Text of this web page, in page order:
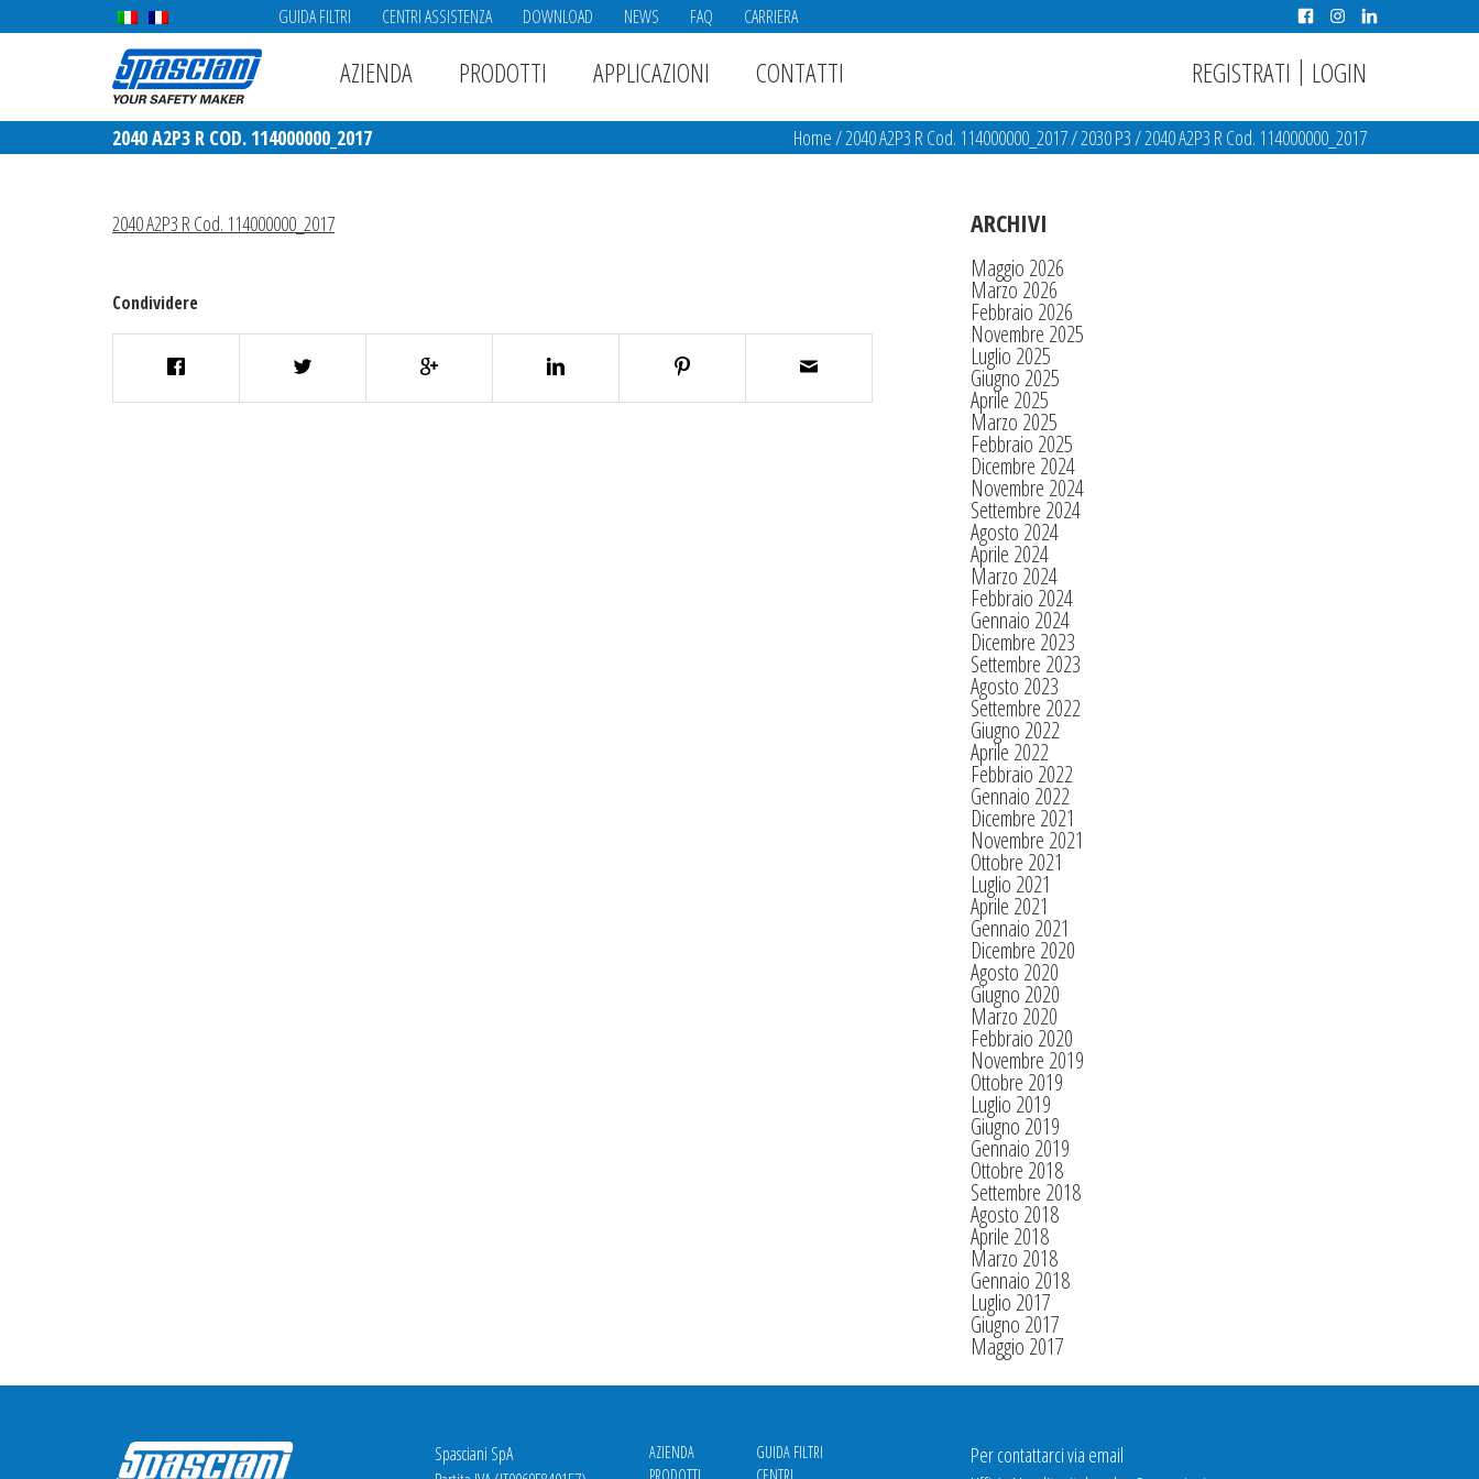
GUIDA FILTRI CENTRI ASSISTENZA DOWNLOAD NEWS FAQ CARRIERA
AZIENDA PRODOTTI APPLICAZIONI CONTATTI REGISTRATI | LOGIN
2040 A2P3 R COD. 114000000_2017 Home/2040 A2P3 R Cod. 114000000_2017/2030 P3/2040 A2P3 R Cod. 114000000_2017
2040 A2P3 R Cod. 114000000_2017
Condividere
ARCHIVI
Maggio 2026
Marzo 2026
Febbraio 2026
Novembre 2025
Luglio 2025
Giugno 2025
Aprile 2025
Marzo 2025
Febbraio 2025
Dicembre 2024
Novembre 2024
Settembre 2024
Agosto 2024
Aprile 2024
Marzo 2024
Febbraio 2024
Gennaio 2024
Dicembre 2023
Settembre 2023
Agosto 2023
Settembre 2022
Giugno 2022
Aprile 2022
Febbraio 2022
Gennaio 2022
Dicembre 2021
Novembre 2021
Ottobre 2021
Luglio 2021
Aprile 2021
Gennaio 2021
Dicembre 2020
Agosto 2020
Giugno 2020
Marzo 2020
Febbraio 2020
Novembre 2019
Ottobre 2019
Luglio 2019
Giugno 2019
Gennaio 2019
Ottobre 2018
Settembre 2018
Agosto 2018
Aprile 2018
Marzo 2018
Gennaio 2018
Luglio 2017
Giugno 2017
Maggio 2017
Spasciani SpA
AZIENDA
GUIDA FILTRI
Per contattarci via email